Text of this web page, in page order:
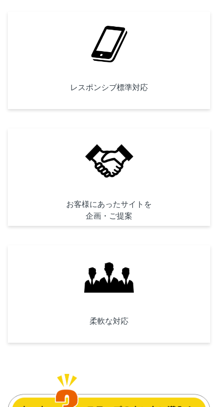
レスポンシブ標準対応
お客様にあったサイトを
企画・ご提案
柔軟な対応